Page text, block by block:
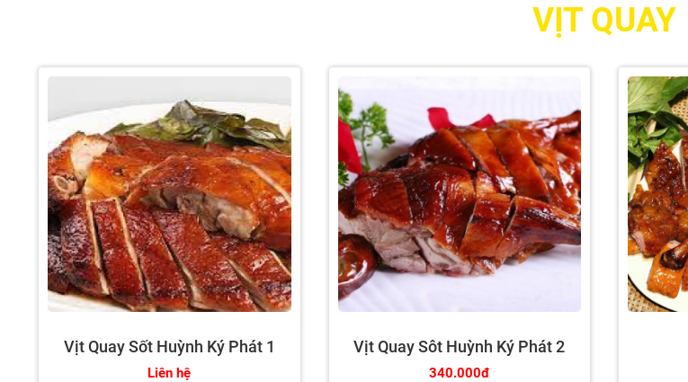
VỊT QUAY
Vịt Quay Sốt Huỳnh Ký Phát 1
Liên hệ
Vịt Quay Sôt Huỳnh Ký Phát 2
340.000đ